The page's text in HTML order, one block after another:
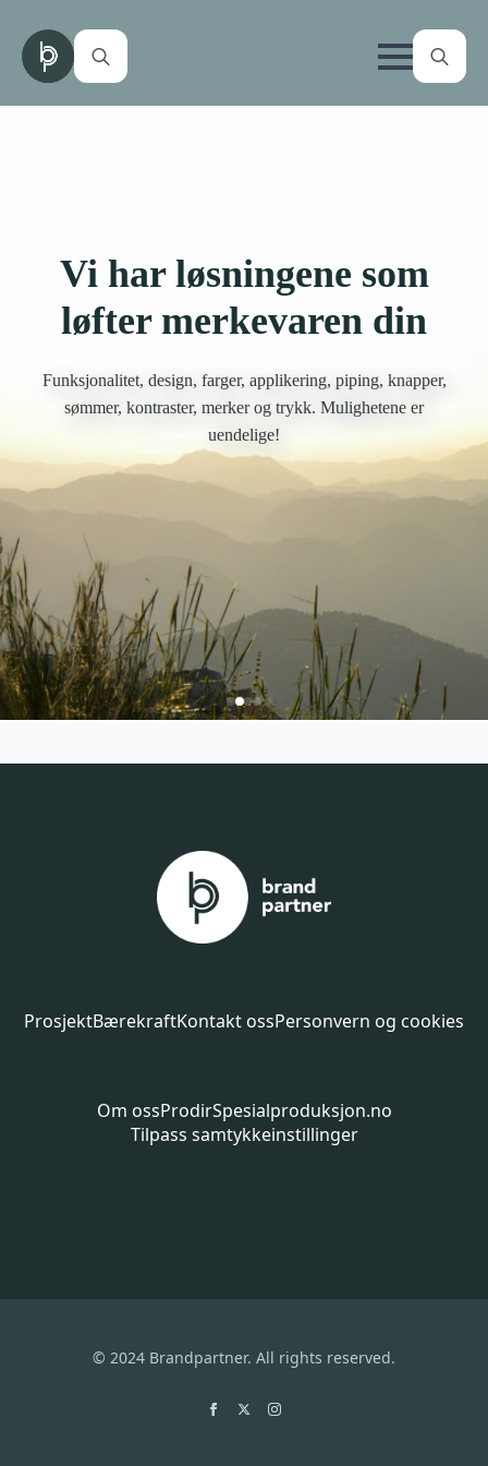
Vi har løsningene som
løfter merkevaren din
Funksjonalitet, design, farger, applikering, piping, knapper,
sømmer, kontraster, merker og trykk. Mulighetene er
uendelige!
ProsjektBærekraftKontakt ossPersonvern og cookies
Om ossProdirSpesialproduksjon.no
Tilpass samtykkeinstillinger
© 2024 Brandpartner. All rights reserved.